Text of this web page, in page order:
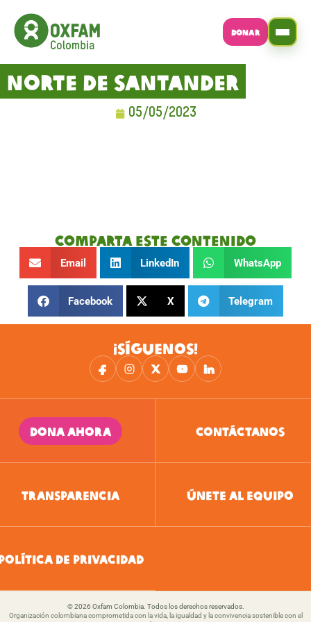
DONAR
Norte de Santander
05/05/2023
Comparta este contenido
Email LinkedIn WhatsApp
Facebook X Telegram
¡SÍGUENOS!
DONA AHORA CONTÁCTANOS
TRANSPARENCIA ÚNETE AL EQUIPO
DE PRIVACIDAD
© 2026 Oxfam Colombia. Todos los derechos reservados.
Organización colombiana comprometida con la vida, la igualdad y la convivencia sostenible con el